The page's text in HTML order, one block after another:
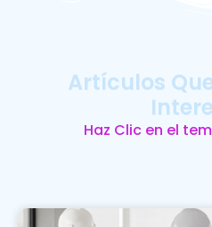
Artículos
Haz Clic en el